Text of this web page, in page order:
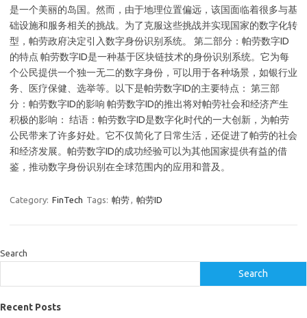
是一个美丽的岛国。然而，由于地理位置偏远，该国面临着很多与基
础设施和服务相关的挑战。为了克服这些挑战并实现国家的数字化转
型，帕劳政府决定引入数字身份识别系统。 第二部分：帕劳数字ID
的特点 帕劳数字ID是一种基于区块链技术的身份识别系统。它为每
个公民提供一个独一无二的数字身份，可以用于各种场景，如银行业
务、医疗保健、选举等。以下是帕劳数字ID的主要特点： 第三部
分：帕劳数字ID的影响 帕劳数字ID的推出将对帕劳社会和经济产生
积极的影响： 结语：帕劳数字ID是数字化时代的一大创新，为帕劳
公民带来了许多好处。它不仅简化了日常生活，还促进了帕劳的社会
和经济发展。帕劳数字ID的成功经验可以为其他国家提供有益的借
鉴，推动数字身份识别在全球范围内的应用和普及。
Category: FinTech Tags: 帕劳, 帕劳ID
Search
Search
Recent Posts